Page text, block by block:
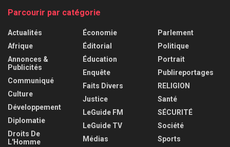
Parcourir par catégorie
Actualités
Afrique
Annonces &
Publicités
Communiqué
Culture
Développement
Diplomatie
Droits De
L'Homme
Économie
Éditorial
Éducation
Enquête
Faits Divers
Justice
LeGuide FM
LeGuide TV
Médias
Parlement
Politique
Portrait
Publireportages
RELIGION
Santé
SÉCURITÉ
Société
Sports